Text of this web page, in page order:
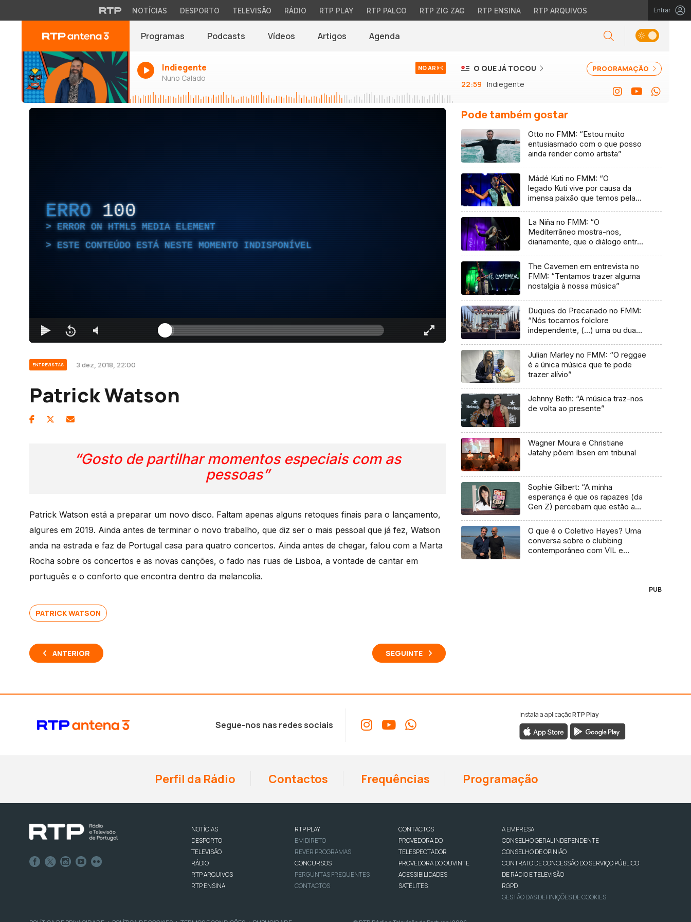
NOTÍCIAS DESPORTO TELEVISÃO RÁDIO RTP PLAY RTP PALCO RTP ZIG ZAG RTP ENSINA RTP ARQUIVOS Entrar
Programas Podcasts Vídeos Artigos Agenda
Indiegente
Nuno Calado
NO AR PROGRAMAÇÃO
O QUE JÁ TOCOU
22:59 Indiegente
ERRO 100
ERROR ON HTML5 MEDIA ELEMENT
ESTE CONTEÚDO ESTÁ NESTE MOMENTO INDISPONÍVEL
ENTREVISTAS 3 dez, 2018, 22:00
Patrick Watson
“Gosto de partilhar momentos especiais com as
pessoas”
Patrick Watson está a preparar um novo disco. Faltam apenas alguns retoques finais para o lançamento,
algures em 2019. Ainda antes de terminar o novo trabalho, que diz ser o mais pessoal que já fez, Watson
anda na estrada e faz de Portugal casa para quatro concertos. Ainda antes de chegar, falou com a Marta
Rocha sobre os concertos e as novas canções, o fado nas ruas de Lisboa, a vontade de cantar em
português e o conforto que encontra dentro da melancolia.
PATRICK WATSON
ANTERIOR SEGUINTE
Pode também gostar
Otto no FMM: “Estou muito
entusiasmado com o que posso
ainda render como artista”
Mádé Kuti no FMM: “O
legado Kuti vive por causa da
imensa paixão que temos pela
La Niña no FMM: “O
Mediterrâneo mostra-nos,
diariamente, que o diálogo entre
The Cavemen em entrevista no
FMM: “Tentamos trazer alguma
nostalgia à nossa música”
Duques do Precariado no FMM:
“Nós tocamos folclore
independente, (…) uma ou duas
Julian Marley no FMM: “O reggae
é a única música que te pode
trazer alívio”
Jehnny Beth: “A música traz-nos
de volta ao presente”
Wagner Moura e Christiane
Jatahy põem Ibsen em tribunal
Sophie Gilbert: “A minha
esperança é que os rapazes (da
Gen Z) percebam que estão a
O que é o Coletivo Hayes? Uma
conversa sobre o clubbing
contemporâneo com VIL e
PUB
Segue-nos nas redes sociais
Instala a aplicaçãoRTP Play
Perfil da Rádio Contactos Frequências Programação
NOTÍCIAS
DESPORTO
TELEVISÃO
RÁDIO
RTP ARQUIVOS
RTP ENSINA
RTP PLAY
EM DIRETO
REVER PROGRAMAS
CONCURSOS
PERGUNTAS FREQUENTES
CONTACTOS
CONTACTOS
PROVEDORA DO
TELESPECTADOR
PROVEDORA DO OUVINTE
ACESSIBILIDADES
SATÉLITES
A EMPRESA
CONSELHO GERAL INDEPENDENTE
CONSELHO DE OPINIÃO
CONTRATO DE CONCESSÃO DO SERVIÇO PÚBLICO
DE RÁDIO E TELEVISÃO
RGPD
GESTÃO DAS DEFINIÇÕES DE COOKIES